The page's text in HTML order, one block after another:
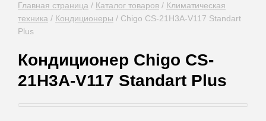
Главная страница / Каталог товаров / Климатическая
техника / Кондиционеры / Chigo CS-21H3A-V117 Standart
Plus
Кондиционер Chigo CS-
21H3A-V117 Standart Plus